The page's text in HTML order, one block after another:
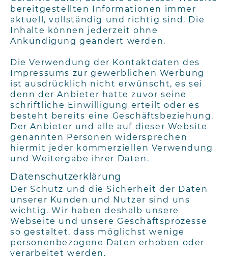
bereitgestellten Informationen immer
aktuell, vollständig und richtig sind. Die
Inhalte können jederzeit ohne
Ankündigung geändert werden.
Die Verwendung der Kontaktdaten des
Impressums zur gewerblichen Werbung
ist ausdrücklich nicht erwünscht, es sei
denn der Anbieter hatte zuvor seine
schriftliche Einwilligung erteilt oder es
besteht bereits eine Geschäftsbeziehung.
Der Anbieter und alle auf dieser Website
genannten Personen widersprechen
hiermit jeder kommerziellen Verwendung
und Weitergabe ihrer Daten.
Datenschutzerklärung
Der Schutz und die Sicherheit der Daten
unserer Kunden und Nutzer sind uns
wichtig. Wir haben deshalb unsere
Webseite und unsere Geschäftsprozesse
so gestaltet, dass möglichst wenige
personenbezogene Daten erhoben oder
verarbeitet werden.